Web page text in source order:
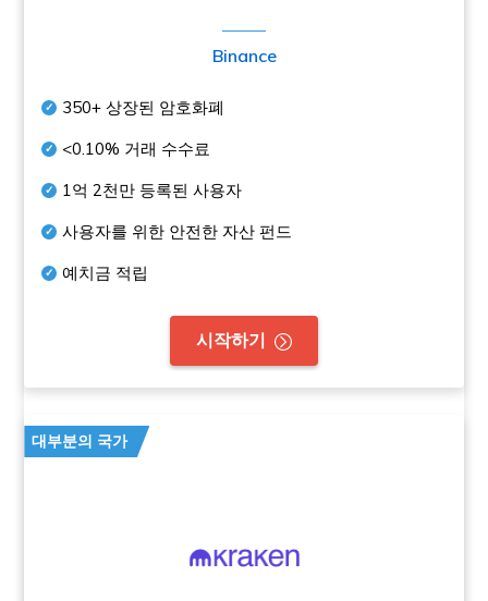
Binance
350+ 상장된 암호화폐
<0.10% 거래 수수료
1억 2천만 등록된 사용자
사용자를 위한 안전한 자산 펀드
예치금 적립
시작하기
대부분의 국가